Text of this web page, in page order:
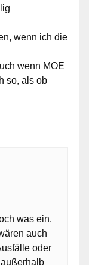
wenn ich die
wenn MOE
so, als ob
was ein.
auch
oder